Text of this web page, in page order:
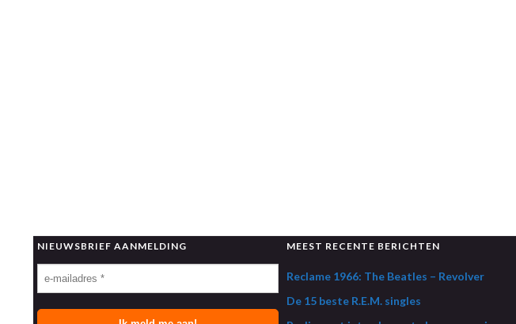
NIEUWSBRIEF AANMELDING MEEST RECENTE BERICHTEN
Reclame 1966: The Beatles – Revolver
De 15 beste R.E.M. singles